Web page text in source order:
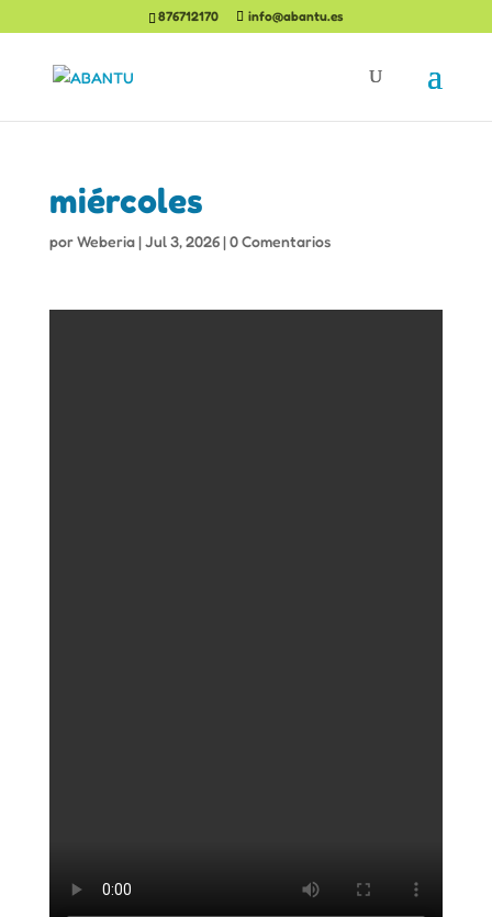
876712170 info@abantu.es
miércoles
porWeberia|Jul 3, 2026|0 Comentarios